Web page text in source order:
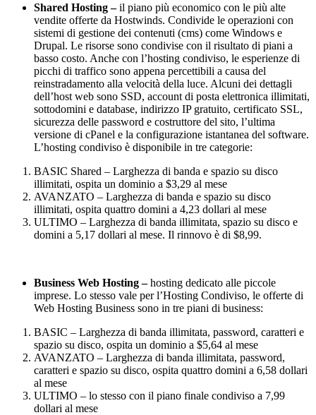
Shared Hosting –il piano più economico con le più alte
vendite offerte da Hostwinds. Condivide le operazioni con
sistemi di gestione dei contenuti (cms) come Windows e
Drupal. Le risorse sono condivise con il risultato di piani a
basso costo. Anche con l’hosting condiviso, le esperienze di
picchi di traffico sono appena percettibili a causa del
reinstradamento alla velocità della luce. Alcuni dei dettagli
dell’host web sono SSD, account di posta elettronica illimitati,
sottodomini e database, indirizzo IP gratuito, certificato SSL,
sicurezza delle password e costruttore del sito, l’ultima
versione di cPanel e la configurazione istantanea del software.
L’hosting condiviso è disponibile in tre categorie:
BASIC Shared – Larghezza di banda e spazio su disco
illimitati, ospita un dominio a $3,29 al mese
AVANZATO – Larghezza di banda e spazio su disco
illimitati, ospita quattro domini a 4,23 dollari al mese
ULTIMO – Larghezza di banda illimitata, spazio su disco e
domini a 5,17 dollari al mese. Il rinnovo è di $8,99.
Business Web Hosting –hosting dedicato alle piccole
imprese. Lo stesso vale per l’Hosting Condiviso, le offerte di
Web Hosting Business sono in tre piani di business:
BASIC – Larghezza di banda illimitata, password, caratteri e
spazio su disco, ospita un dominio a $5,64 al mese
AVANZATO – Larghezza di banda illimitata, password,
caratteri e spazio su disco, ospita quattro domini a 6,58 dollari
al mese
ULTIMO – lo stesso con il piano finale condiviso a 7,99
dollari al mese